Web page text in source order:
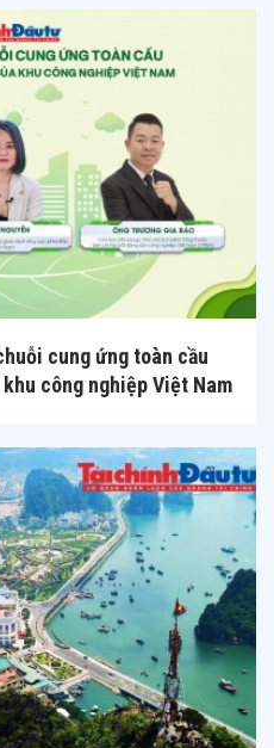
cung ứng toàn cầu
công nghiệp Việt Nam